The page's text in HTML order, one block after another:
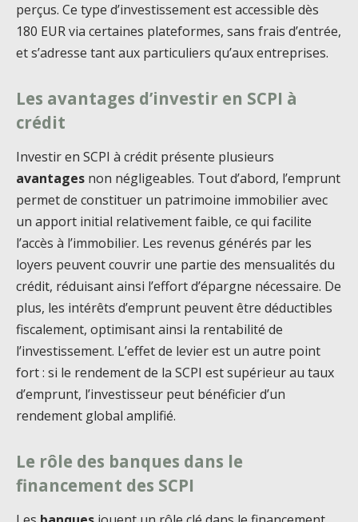
perçus. Ce type d’investissement est accessible dès
180 EUR via certaines plateformes, sans frais d’entrée,
et s’adresse tant aux particuliers qu’aux entreprises.
Les avantages d’investir en SCPI à
crédit
Investir en SCPI à crédit présente plusieurs
avantages non négligeables. Tout d’abord, l’emprunt
permet de constituer un patrimoine immobilier avec
un apport initial relativement faible, ce qui facilite
l’accès à l’immobilier. Les revenus générés par les
loyers peuvent couvrir une partie des mensualités du
crédit, réduisant ainsi l’effort d’épargne nécessaire. De
plus, les intérêts d’emprunt peuvent être déductibles
fiscalement, optimisant ainsi la rentabilité de
l’investissement. L’effet de levier est un autre point
fort : si le rendement de la SCPI est supérieur au taux
d’emprunt, l’investisseur peut bénéficier d’un
rendement global amplifié.
Le rôle des banques dans le
financement des SCPI